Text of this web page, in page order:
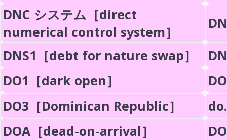
DNC システム［direct
numerical control system］
DNS1［debt for nature swap］
DO1［dark open］
DO3［Dominican Republic］
DOA［dead-on-arrival］